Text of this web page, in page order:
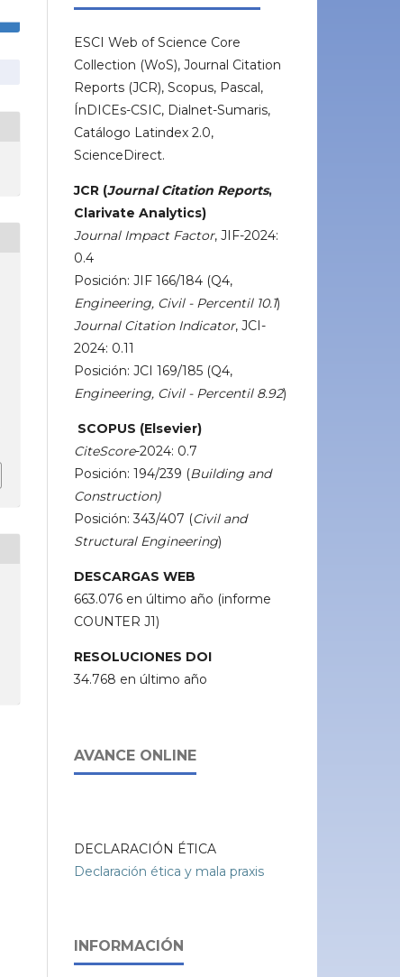
ESCI Web of Science Core
Collection (WoS), Journal Citation
Reports (JCR), Scopus, Pascal,
ÍnDICEs-CSIC, Dialnet-Sumaris,
Catálogo Latindex 2.0,
ScienceDirect.
JCR (Journal Citation Reports,
Clarivate Analytics)
Journal Impact Factor, JIF-2024:
0.4
Posición: JIF 166/184 (Q4,
Engineering, Civil - Percentil 10.1)
Journal Citation Indicator, JCI-
2024: 0.11
Posición: JCI 169/185 (Q4,
Engineering, Civil - Percentil 8.92)
SCOPUS (Elsevier)
CiteScore-2024: 0.7
Posición: 194/239 (Building and
Construction)
Posición: 343/407 (Civil and
Structural Engineering)
DESCARGAS WEB
663.076 en último año (informe
COUNTER J1)
RESOLUCIONES DOI
34.768 en último año
AVANCE ONLINE
DECLARACIÓN ÉTICA
Declaración ética y mala praxis
INFORMACIÓN